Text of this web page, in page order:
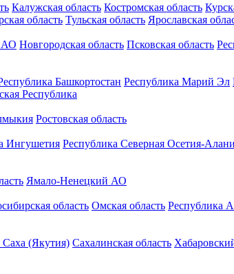
Калужская область Костромская область
область Тульская область Ярославская
АО Новгородская область Псковская область
Башкортостан Республика Марий Эл
Республика
Ростовская область
Ингушетия Республика Северная Осетия-
Ямало-Ненецкий АО
область Омская область Республика
Саха (Якутия) Сахалинская область